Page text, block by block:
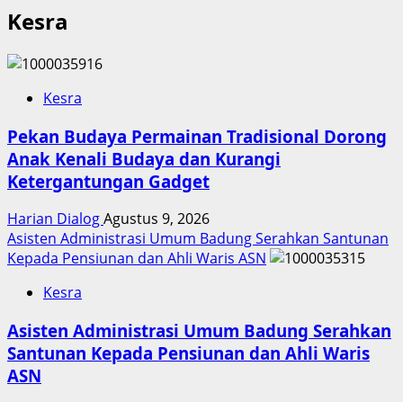
Kesra
Kesra
Pekan Budaya Permainan Tradisional Dorong
Anak Kenali Budaya dan Kurangi
Ketergantungan Gadget
Harian DialogAgustus 9, 2026
Asisten Administrasi Umum Badung Serahkan Santunan
Kepada Pensiunan dan Ahli Waris ASN
Kesra
Asisten Administrasi Umum Badung Serahkan
Santunan Kepada Pensiunan dan Ahli Waris
ASN